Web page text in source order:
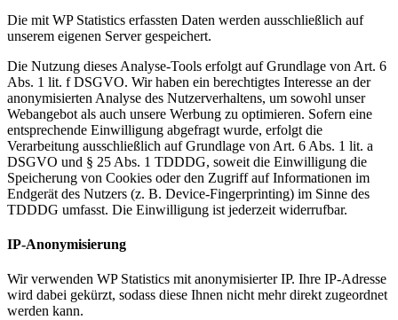
Die mit WP Statistics erfassten Daten werden ausschließlich auf
unserem eigenen Server gespeichert.
Die Nutzung dieses Analyse-Tools erfolgt auf Grundlage von Art. 6
Abs. 1 lit. f DSGVO. Wir haben ein berechtigtes Interesse an der
anonymisierten Analyse des Nutzerverhaltens, um sowohl unser
Webangebot als auch unsere Werbung zu optimieren. Sofern eine
entsprechende Einwilligung abgefragt wurde, erfolgt die
Verarbeitung ausschließlich auf Grundlage von Art. 6 Abs. 1 lit. a
DSGVO und § 25 Abs. 1 TDDDG, soweit die Einwilligung die
Speicherung von Cookies oder den Zugriff auf Informationen im
Endgerät des Nutzers (z. B. Device-Fingerprinting) im Sinne des
TDDDG umfasst. Die Einwilligung ist jederzeit widerrufbar.
IP-Anonymisierung
Wir verwenden WP Statistics mit anonymisierter IP. Ihre IP-Adresse
wird dabei gekürzt, sodass diese Ihnen nicht mehr direkt zugeordnet
werden kann.